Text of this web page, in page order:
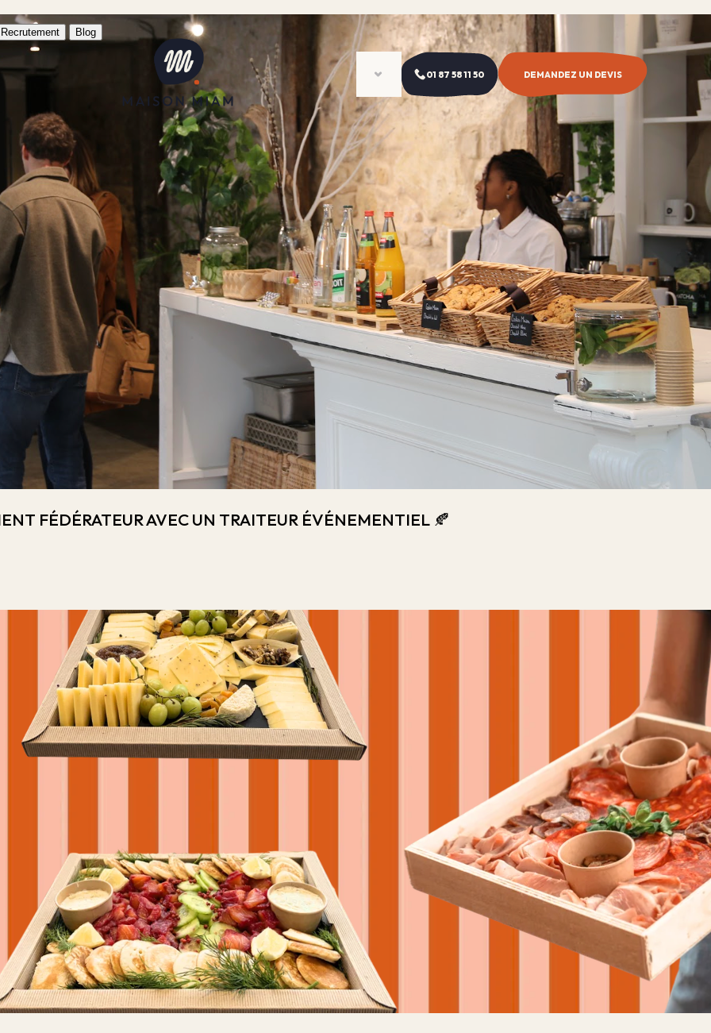
01 87 58 11 50 DEMANDEZ UN DEVIS
Recrutement Blog
FÉDÉRATEUR AVEC UN TRAITEUR ÉVÉNEMENTIEL 🍂